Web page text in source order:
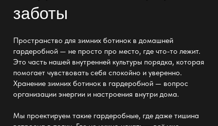
заботы
Пространство для зимних ботинок в домашней
гардеробной — не просто про место, где что-то лежит.
Это часть нашей внутренней культуры порядка, которая
помогает чувствовать себя спокойно и уверенно.
Хранение зимних ботинок в гардеробной — вопрос
организации энергии и настроения внутри дома.
Мы проектируем такие гардеробные, где даже тишина